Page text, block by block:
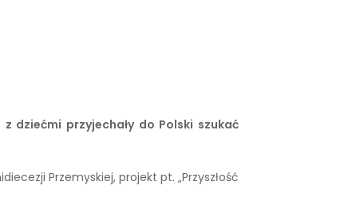
dziećmi przyjechały do Polski szukać
Przemyskiej, projekt pt. „Przyszłość